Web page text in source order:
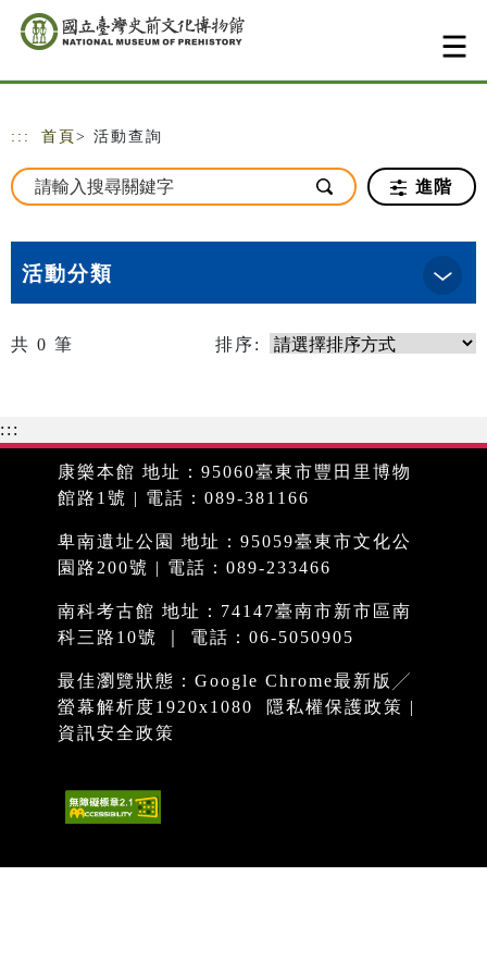
跳到主要內容
網站導覽
::: 首頁 > 活動查詢
進階
活動分類
共 0 筆 排序:
:::
康樂本館 地址：95060臺東市豐田里博物
館路1號 | 電話：089-381166
卑南遺址公園 地址：95059臺東市文化公
園路200號 | 電話：089-233466
南科考古館 地址：74147臺南市新市區南
科三路10號 ｜ 電話：06-5050905
最佳瀏覽狀態：Google Chrome最新版╱
螢幕解析度1920x1080
隱私權保護政策 |
資訊安全政策